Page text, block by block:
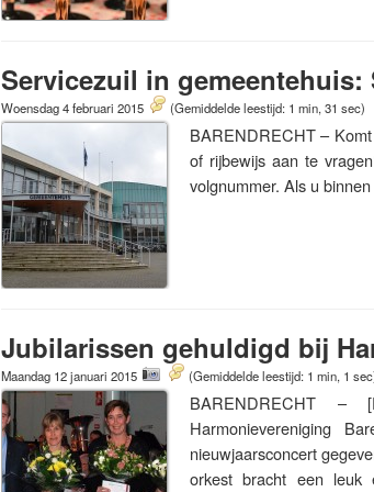
Servicezuil in
Woensdag 4 februari 2015 (Gemiddelde leestijd: 1 min, 31 sec)
BARENDRECHT –
of rijbewijs aan te
volgnummer. Als u
Jubilarissen gehuldigd bij
Maandag 12 januari 2015 (Gemiddelde leestijd: 1 min, 1
BARENDRECHT –
Harmonievereniging
nieuwjaarsconcert
orkest bracht een leuk